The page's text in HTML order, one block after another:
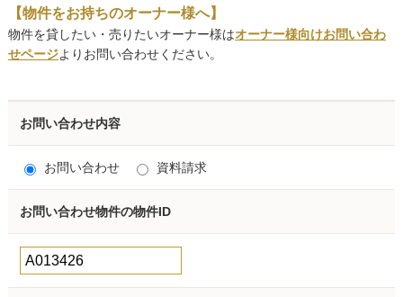
【物件をお持ちのオーナー様へ】
物件を貸したい・売りたいオーナー様はオーナー様向けお問い合わ
せページよりお問い合わせください。
お問い合わせ内容
お問い合わせ 資料請求
お問い合わせ物件の物件ID